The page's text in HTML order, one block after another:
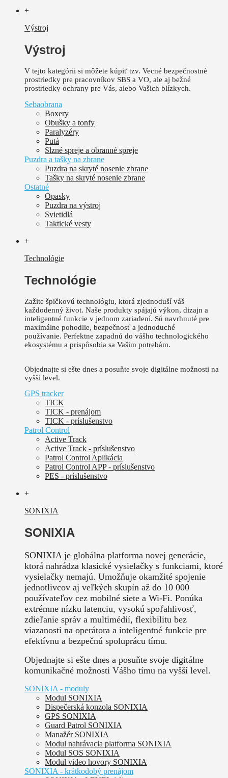
+
Výstroj
Výstroj
V tejto kategórii si môžete kúpiť tzv. Vecné bezpečnostné
prostriedky pre pracovníkov SBS a VO, ale aj bežné
prostriedky ochrany pre Vás, alebo Vašich blízkych.
Sebaobrana
Boxery
Obušky a tonfy
Paralyzéry
Putá
Slzné spreje a obranné spreje
Puzdra a tašky na zbrane
Puzdra na skryté nosenie zbrane
Tašky na skryté nosenie zbrane
Ostatné
Opasky
Puzdra na výstroj
Svietidlá
Taktické vesty
+
Technológie
Technológie
Zažite špičkovú technológiu, ktorá zjednoduší váš
každodenný život. Naše produkty spájajú výkon, dizajn a
inteligentné funkcie v jednom zariadení. Sú navrhnuté pre
maximálne pohodlie, bezpečnosť a jednoduché
používanie. Perfektne zapadnú do vášho technologického
ekosystému a prispôsobia sa Vašim potrebám.
Objednajte si ešte dnes a posuňte svoje digitálne možnosti na
vyšší level.
GPS tracker
TICK
TICK - prenájom
TICK - príslušenstvo
Patrol Control
Active Track
Active Track - príslušenstvo
Patrol Control Aplikácia
Patrol Control APP - príslušenstvo
PES - príslušenstvo
+
SONIXIA
SONIXIA
SONIXIA je globálna platforma novej generácie,
ktorá nahrádza klasické vysielačky s funkciami, ktoré
vysielačky nemajú. Umožňuje okamžité spojenie
jednotlivcov aj veľkých skupín až do 10 000
používateľov cez mobilné siete a Wi-Fi. Ponúka
extrémne nízku latenciu, vysokú spoľahlivosť,
zdieľanie správ a multimédií, flexibilitu bez
viazanosti na operátora a inteligentné funkcie pre
efektívnu a bezpečnú spoluprácu tímu.
Objednajte si ešte dnes a posuňte svoje digitálne
komunikačné možnosti Vášho tímu na vyšší level.
SONIXIA - moduly
Modul SONIXIA
Dispečerská konzola SONIXIA
GPS SONIXIA
Guard Patrol SONIXIA
Manažér SONIXIA
Modul nahrávacia platforma SONIXIA
Modul SOS SONIXIA
Modul video hovory SONIXIA
SONIXIA - krátkodobý prenájom